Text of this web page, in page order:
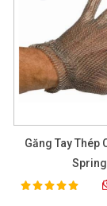
Găng Tay Thép
Spring
Rating:
100%